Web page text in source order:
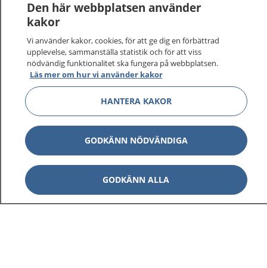
Logga in för att läsa din journal och göra dina
vårdärenden. Ring telefonnummer 1177 för
1177 ger dig råd när du vill må bättre.
1177 på flera språk
Om 1177 Visa
Kontakt Visa
Den här webbplatsen använder
kakor
Vi använder kakor, cookies, för att ge dig en förbättrad
upplevelse, sammanställa statistik och för att viss
nödvändig funktionalitet ska fungera på webbplatsen.
Läs mer om hur vi använder kakor
HANTERA KAKOR
GODKÄNN NÖDVÄNDIGA
GODKÄNN ALLA